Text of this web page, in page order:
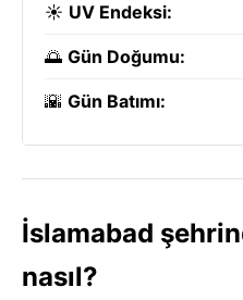
☀️ UV Endeksi:
🌅 Gün Doğumu:
🌇 Gün Batımı:
İslamabad
nasıl?